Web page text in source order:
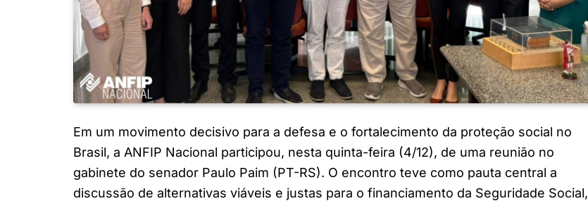
Em um movimento decisivo para a defesa e o fortalecimento da proteção social no
Brasil, a ANFIP Nacional participou, nesta quinta-feira (4/12), de uma reunião no
gabinete do senador Paulo Paim (PT-RS). O encontro teve como pauta central a
discussão de alternativas viáveis e justas para o financiamento da Seguridade Social,